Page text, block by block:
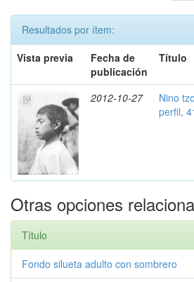
Resultados por ítem:
Vista previa
Fecha de
publicación
Título
2012-10-27
Nino
perfil,
Otras opciones
Título
Fondo silueta adulto con sombrero